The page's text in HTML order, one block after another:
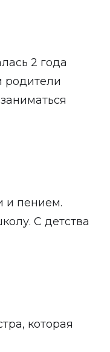
2 года
родители
и пением.
С детства
которая